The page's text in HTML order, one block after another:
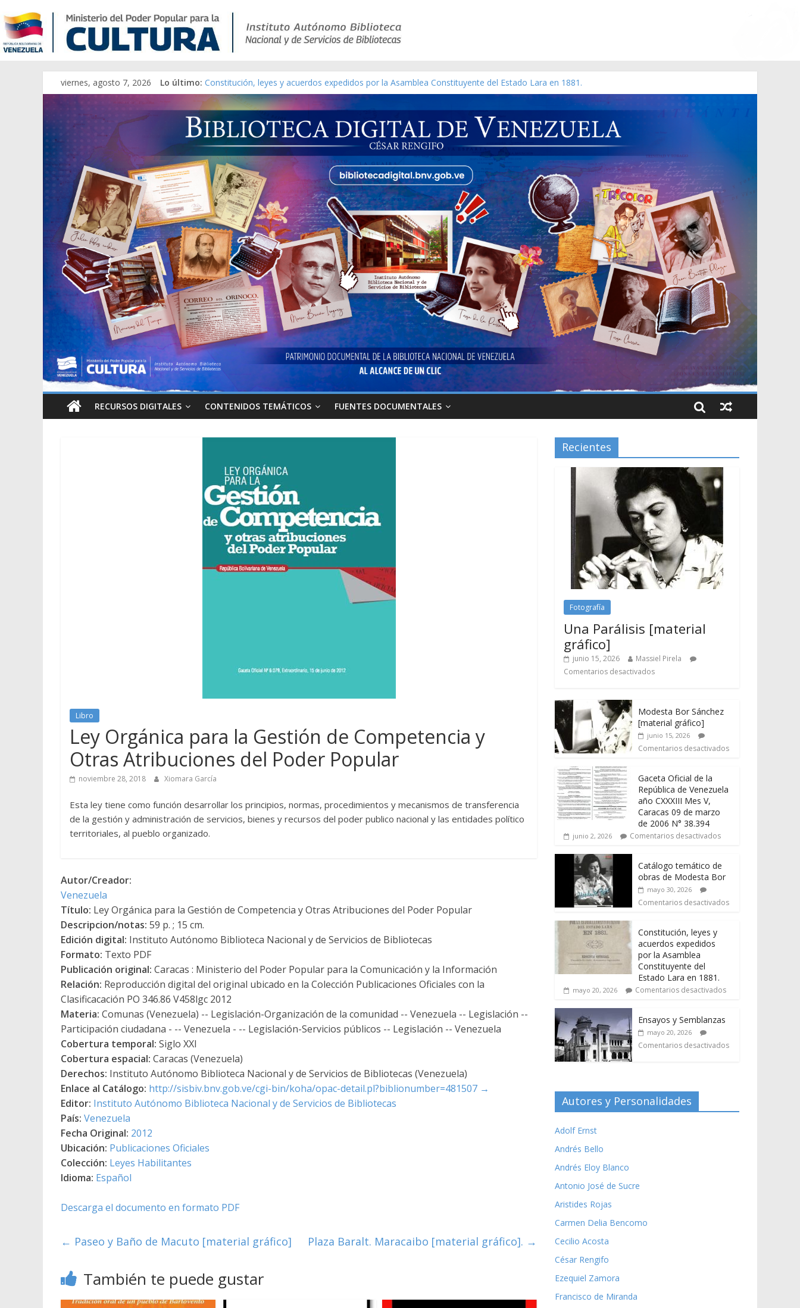
viernes, agosto 7, 2026 Lo último: Constitución, leyes y acuerdos expedidos por la Asamblea Constituyente del Estado Lara en 1881.
Una Parálisis [material gráfico]
Modesta Bor Sánchez [material gráfico]
Gaceta Oficial de la República de Venezuela año CXXXIII Mes V, Caracas 09 de marzo de 2006 N° 38.394
Catálogo temático de obras de Modesta Bor
RECURSOS DIGITALES CONTENIDOS TEMÁTICOS FUENTES DOCUMENTALES
Libro
Ley Orgánica para la Gestión de Competencia y
Otras Atribuciones del Poder Popular
noviembre 28, 2018 Xiomara García
Esta ley tiene como función desarrollar los principios, normas, procedimientos y mecanismos de transferencia
de la gestión y administración de servicios, bienes y recursos del poder publico nacional y las entidades político
territoriales, al pueblo organizado.
Autor/Creador:
Venezuela
Título: Ley Orgánica para la Gestión de Competencia y Otras Atribuciones del Poder Popular
Descripcion/notas: 59 p. ; 15 cm.
Edición digital: Instituto Autónomo Biblioteca Nacional y de Servicios de Bibliotecas
Formato: Texto PDF
Publicación original: Caracas : Ministerio del Poder Popular para la Comunicación y la Información
Relación: Reproducción digital del original ubicado en la Colección Publicaciones Oficiales con la
Clasificacación PO 346.86 V458lgc 2012
Materia: Comunas (Venezuela) -- Legislación-Organización de la comunidad -- Venezuela -- Legislación --
Participación ciudadana - -- Venezuela - -- Legislación-Servicios públicos -- Legislación -- Venezuela
Cobertura temporal: Siglo XXI
Cobertura espacial: Caracas (Venezuela)
Derechos: Instituto Autónomo Biblioteca Nacional y de Servicios de Bibliotecas (Venezuela)
Enlace al Catálogo: http://sisbiv.bnv.gob.ve/cgi-bin/koha/opac-detail.pl?biblionumber=481507 →
Editor: Instituto Autónomo Biblioteca Nacional y de Servicios de Bibliotecas
País: Venezuela
Fecha Original: 2012
Ubicación: Publicaciones Oficiales
Colección: Leyes Habilitantes
Idioma: Español
Descarga el documento en formato PDF
← Paseo y Baño de Macuto [material gráfico] Plaza Baralt. Maracaibo [material gráfico]. →
También te puede gustar
Recientes
Fotografía
Una Parálisis [material
gráfico]
junio 15, 2026
Massiel Pirela
Comentarios desactivados
Modesta Bor Sánchez
[material gráfico]
junio 15, 2026
Comentarios desactivados
Gaceta Oficial de la
República de Venezuela
año CXXXIII Mes V,
Caracas 09 de marzo
de 2006 N° 38.394
junio 2, 2026 Comentarios desactivados
Catálogo temático de
obras de Modesta Bor
mayo 30, 2026
Comentarios desactivados
Constitución, leyes y
acuerdos expedidos
por la Asamblea
Constituyente del
Estado Lara en 1881.
mayo 20, 2026 Comentarios desactivados
Ensayos y Semblanzas
mayo 20, 2026
Comentarios desactivados
Autores y Personalidades
Adolf Ernst
Andrés Bello
Andrés Eloy Blanco
Antonio José de Sucre
Aristides Rojas
Carmen Delia Bencomo
Cecilio Acosta
César Rengifo
Ezequiel Zamora
Francisco de Miranda